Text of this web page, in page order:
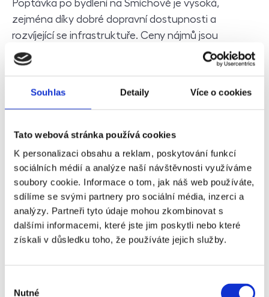
Souhlas Detaily Více o cookies
Tato webová stránka používá cookies
K personalizaci obsahu a reklam, poskytování funkcí
sociálních médií a analýze naší návštěvnosti využíváme
soubory cookie. Informace o tom, jak náš web používáte,
sdílíme se svými partnery pro sociální média, inzerci a
analýzy. Partneři tyto údaje mohou zkombinovat s
dalšími informacemi, které jste jim poskytli nebo které
získali v důsledku toho, že používáte jejich služby.
Nutné
Poptávka po bydlení na Smíchově je vysoká,
zejména díky dobré dopravní dostupnosti a
rozvíjející se infrastruktuře. Ceny nájmů jsou
srovnatelné s Prahou 2, což zajišťuje solidní výnosy
z pronájmu. Smíchov prochází velkou proměnou,
která do oblasti přinese další byty, kanceláře i
Nevýhody
Nevýhodami mohou být vyšší ceny nemovitostí,
zejména v modernějších částech blízko Vltavy.
Rušný život v oblasti Anděla a blízkost hlavních
dopravních tahů znamenají i větší hluk a hustší
dopravu. Některé části Smíchova mají stále